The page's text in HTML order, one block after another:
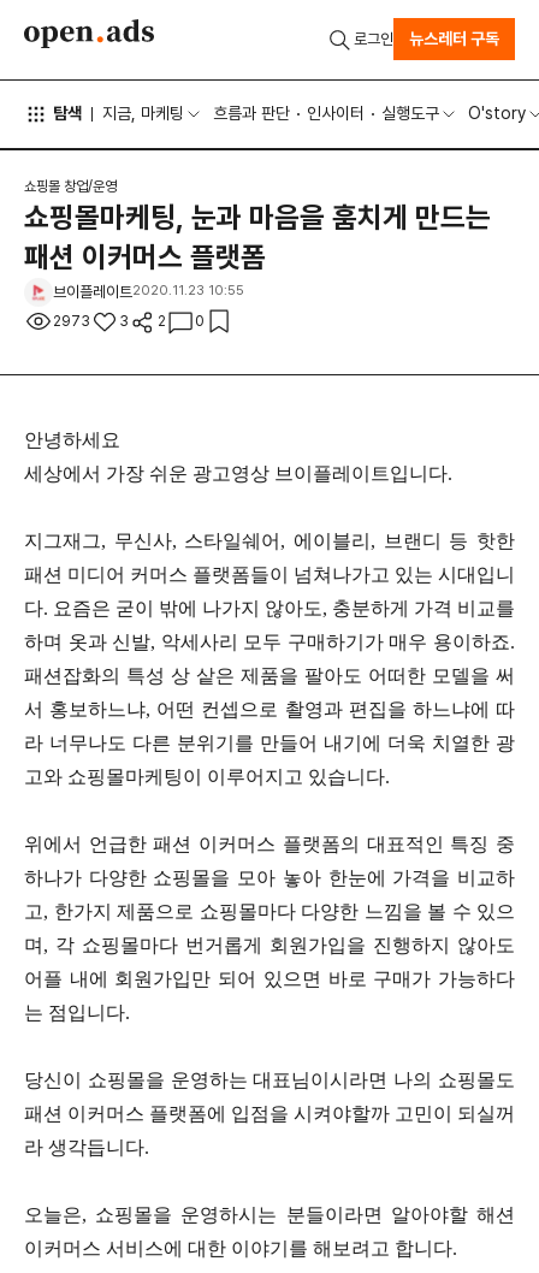
탐색 지금, 마케팅 흐름과 판단 인사이터 실행도구 O'story
로그인 뉴스레터 구독
쇼핑몰 창업/운영
쇼핑몰마케팅, 눈과 마음을 훔치게 만드는
패션 이커머스 플랫폼
브이플레이트2020.11.23 10:55
2973 3 2 0
안녕하세요
세상에서 가장 쉬운 광고영상 브이플레이트입니다.
지그재그, 무신사, 스타일쉐어, 에이블리, 브랜디 등 핫한
패션 미디어 커머스 플랫폼들이 넘쳐나가고 있는 시대입니
다. 요즘은 굳이 밖에 나가지 않아도, 충분하게 가격 비교를
하며 옷과 신발, 악세사리 모두 구매하기가 매우 용이하죠.
패션잡화의 특성 상 샅은 제품을 팔아도 어떠한 모델을 써
서 홍보하느냐, 어떤 컨셉으로 촬영과 편집을 하느냐에 따
라 너무나도 다른 분위기를 만들어 내기에 더욱 치열한 광
고와 쇼핑몰마케팅이 이루어지고 있습니다.
위에서 언급한 패션 이커머스 플랫폼의 대표적인 특징 중
하나가 다양한 쇼핑몰을 모아 놓아 한눈에 가격을 비교하
고, 한가지 제품으로 쇼핑몰마다 다양한 느낌을 볼 수 있으
며, 각 쇼핑몰마다 번거롭게 회원가입을 진행하지 않아도
어플 내에 회원가입만 되어 있으면 바로 구매가 가능하다
는 점입니다.
당신이 쇼핑몰을 운영하는 대표님이시라면 나의 쇼핑몰도
패션 이커머스 플랫폼에 입점을 시켜야할까 고민이 되실꺼
라 생각듭니다.
오늘은, 쇼핑몰을 운영하시는 분들이라면 알아야할 해션
이커머스 서비스에 대한 이야기를 해보려고 합니다.